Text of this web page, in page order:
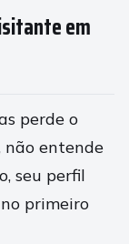
em
perde o
não entende
seu perfil
primeiro